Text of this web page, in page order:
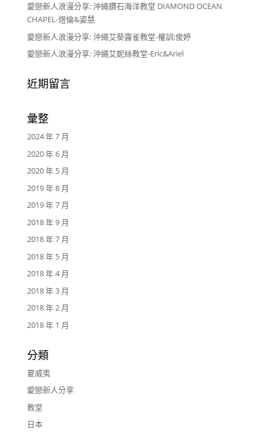
愛戀新人浪漫分享: 沖繩鑽石海洋教堂 DIAMOND OCEAN
CHAPEL-煜倫&姿慧
愛戀新人浪漫分享: 沖繩艾葵露雀教堂-權訓;俊婷
愛戀新人浪漫分享: 沖繩艾妮絲教堂-Eric&Ariel
近期留言
彙整
2024 年 7 月
2020 年 6 月
2020 年 5 月
2019 年 8 月
2019 年 7 月
2018 年 9 月
2018 年 7 月
2018 年 5 月
2018 年 4 月
2018 年 3 月
2018 年 2 月
2018 年 1 月
分類
夏威夷
愛戀新人分享
教堂
日本